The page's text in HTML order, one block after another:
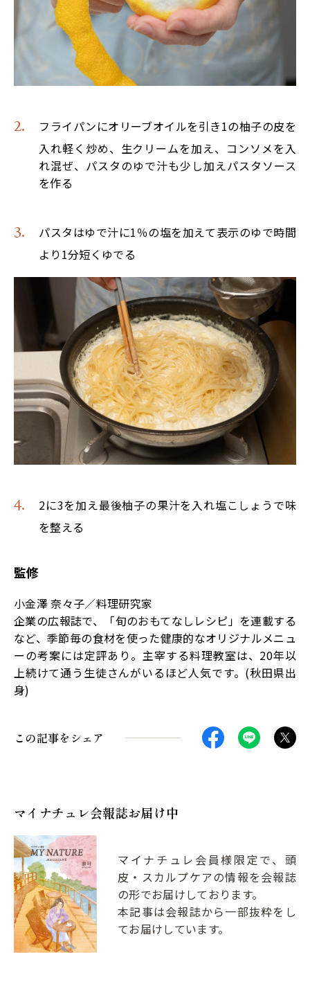
フライパンにオリーブオイルを引き1の柚子の皮を
入れ軽く炒め、生クリームを加え、コンソメを入
れ混ぜ、パスタのゆで汁も少し加えパスタソース
を作る
パスタはゆで汁に1％の塩を加えて表示のゆで時間
より1分短くゆでる
2に3を加え最後柚子の果汁を入れ塩こしょうで味
を整える
監修
小金澤 奈々子／料理研究家
企業の広報誌で、「旬のおもてなしレシピ」を連載する
など、季節毎の食材を使った健康的なオリジナルメニュ
ーの考案には定評あり。主宰する料理教室は、20年以
上続けて通う生徒さんがいるほど人気です。(秋田県出
身)
この記事をシェア
マイナチュレ会報誌お届け中
マイナチュレ会員様限定で、頭
皮・スカルプケアの情報を会報誌
の形でお届けしております。
本記事は会報誌から一部抜粋をし
てお届けしています。